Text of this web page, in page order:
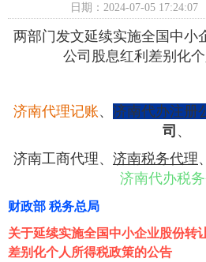
日期：2024-07-05
两部门发文延续实施全国中小
公司股息红利差别化
济南代理记账、 济南代办注册
司 、
济南工商代理、 济南税务代理、
济南代办税
财政部 税务总局
关于延续实施全国中小企业股份转
差别化个人所得税政策的公告